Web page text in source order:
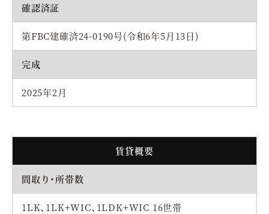
確認済証
第FBC建確済24-0190号(令和6年5月13日)
完成
2025年2月
賃貸概要
間取り・所帯数
1LK、1LK+WIC、1LDK+WIC 16世帯